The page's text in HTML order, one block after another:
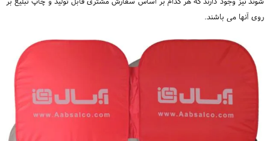
روی آنها می باشند.